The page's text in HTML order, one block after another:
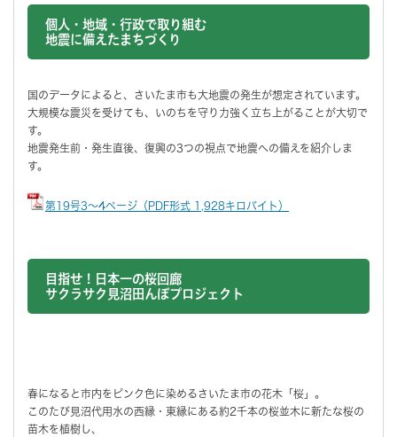
個人・地域・行政で取り組む
地震に備えたまちづくり
国のデータによると、さいたま市も大地震の発生が想定されています。
大規模な震災を受けても、いのちを守り力強く立ち上がることが大切で
す。
地震発生前・発生直後、復興の3つの視点で地震への備えを紹介しま
す。
第19号3～4ページ（PDF形式 1,928キロバイト）
目指せ！日本一の桜回廊
サクラサク見沼田んぼプロジェクト
春になると市内をピンク色に染めるさいたま市の花木「桜」。
このたび見沼代用水の西縁・東縁にある約2千本の桜並木に新たな桜の
苗木を植樹し、